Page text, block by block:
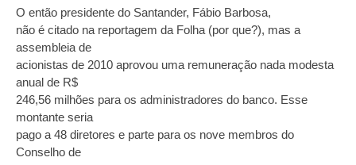
O então presidente do Santander, Fábio Barbosa,
não é citado na reportagem da Folha (por que?), mas a
assembleia de
acionistas de 2010 aprovou uma remuneração nada modesta
anual de R$
246,56 milhões para os administradores do banco. Esse
montante seria
pago a 48 diretores e parte para os nove membros do
Conselho de